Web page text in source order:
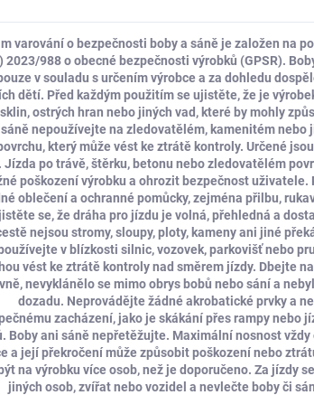
varování o bezpečnosti boby a sáně je založen na
2023/988 o obecné bezpečnosti výrobků (GPSR).
v souladu s určením výrobce a za dohledu
dětí. Před každým použitím se ujistěte, že je
ostrých hran nebo jiných vad, které by mohly
sáně nepoužívejte na zledovatělém, kamenitém nebo
který může vést ke ztrátě kontroly. Určené
Jízda po trávě, štěrku, betonu nebo zledovatělém
poškození výrobku a ohrozit bezpečnost
oblečení a ochranné pomůcky, zejména přilbu,
se, že dráha pro jízdu je volná, přehledná a
nejsou stromy, sloupy, ploty, kameny ani jiné
v blízkosti silnic, vozovek, parkovišť nebo
vést ke ztrátě kontroly nad směrem jízdy. Dbejte
nevyklánělo se mimo obrys bobů nebo sání a
dozadu. Neprovádějte žádné akrobatické prvky a
zacházení, jako je skákání přes rampy nebo
Boby ani sáně nepřetěžujte. Maximální nosnost
a její překročení může způsobit poškození nebo
na výrobku více osob, než je doporučeno. Za jízdy
jiných osob, zvířat nebo vozidel a nevlečte boby či